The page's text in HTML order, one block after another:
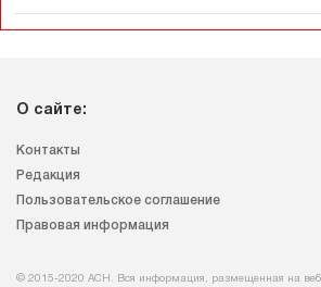
О сайте:
Контакты
Редакция
Пользовательское соглашение
Правовая информация
© 2015-2020 АСН. Вся информация, размещенная на